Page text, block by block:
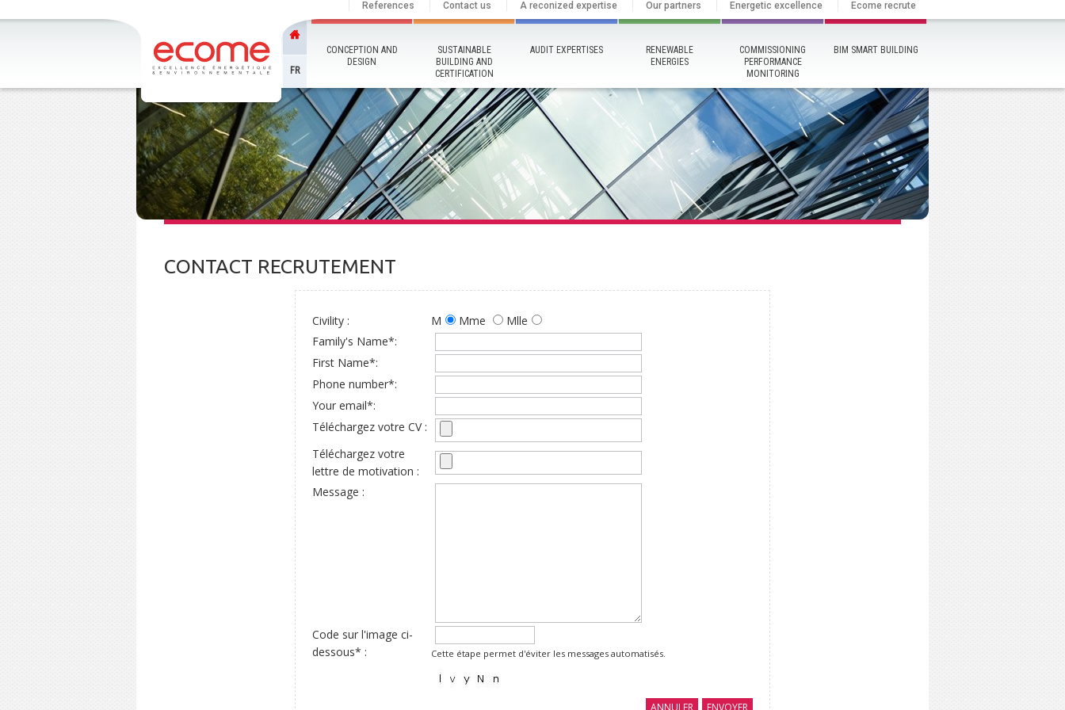
References Contact us A reconized expertise Our partners Energetic excellence Ecome recrute
FR
CONCEPTION AND
DESIGN
SUSTAINABLE
BUILDING AND
CERTIFICATION
AUDIT EXPERTISES
RENEWABLE
ENERGIES
COMMISSIONING
PERFORMANCE
MONITORING
BIM SMART BUILDING
CONTACT RECRUTEMENT
Civility : M Mme
Mlle
Family's Name*:
First Name*:
Phone number*:
Your email*:
Téléchargez votre CV :
Téléchargez votre
lettre de motivation :
Message :
Code sur l'image ci-
dessous* :
Cette étape permet d'éviter les messages automatisés.